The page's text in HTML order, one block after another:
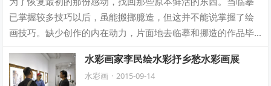
已掌握较多技巧以后，虽能搬挪臆造，但这并不能说掌握了绘
画技巧。缺少创作的内在动力，片面地去临摹和挪造的作品毕
水彩画家李民绘水彩抒乡愁水彩画展
水彩画 · 2015-09-14